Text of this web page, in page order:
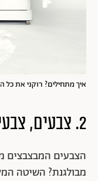
איך מתחילים? רוקני את כל
2. צבעים, צבעים, צבעים
הצבעים המבצבצים
מבולגנת? השיטה